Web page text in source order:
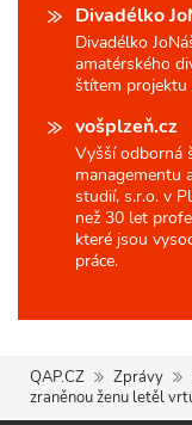
Divadélko
Divadélko
amatérského
štítem projektu
vošplzeň.cz
Vyšší odborná
managementu
studií, s.r.o. v
než 30 let
které jsou
práce.
QAP.CZ Zprávy
zraněnou ženu letěl